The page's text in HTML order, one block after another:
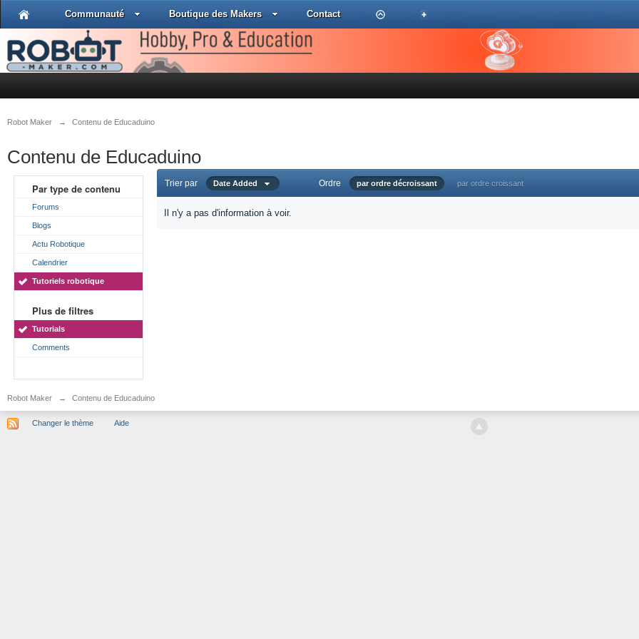
Communauté Boutique des Makers Contact
Robot Maker → Contenu de Educaduino
Contenu de Educaduino
Par type de contenu
Forums
Blogs
Actu Robotique
Calendrier
Tutoriels robotique
Plus de filtres
Tutorials
Comments
Trier par Date Added Ordre par ordre décroissant par ordre croissant
Il n'y a pas d'information à voir.
Robot Maker → Contenu de Educaduino
Changer le thème Aide